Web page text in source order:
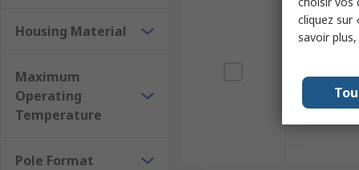
Housing Material
Maximum
Operating
Temperature
Pole Format
cliquez sur
savoir